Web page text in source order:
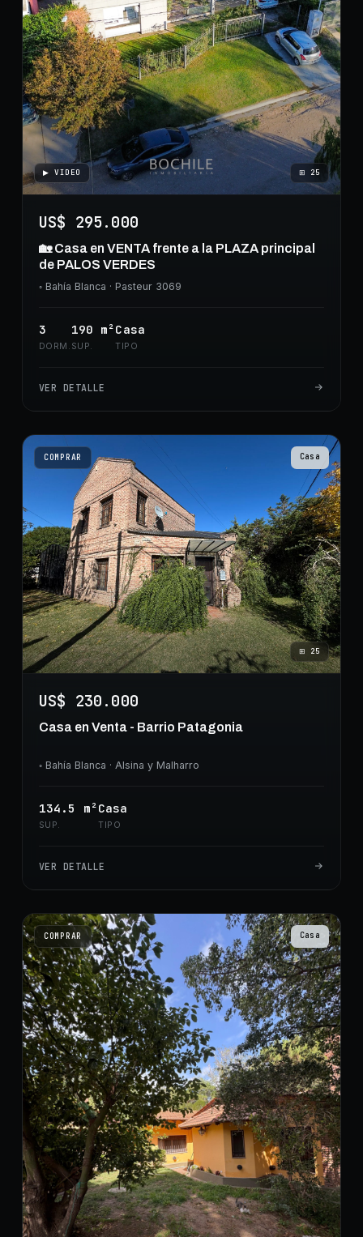
⊞ 25
▶ VIDEO
US$ 295.000
🏡 Casa en VENTA frente a la PLAZA principal
de PALOS VERDES
◦ Bahía Blanca · Pasteur 3069
3
DORM.
190 m²
SUP.
Casa
TIPO
VER DETALLE
COMPRAR Casa
⊞ 25
US$ 230.000
Casa en Venta - Barrio Patagonia
◦ Bahía Blanca · Alsina y Malharro
134.5 m²
SUP.
Casa
TIPO
VER DETALLE
COMPRAR Casa